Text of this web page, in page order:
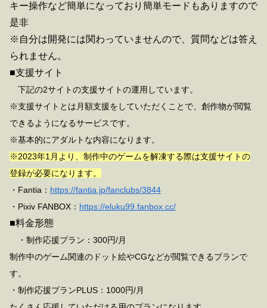
キー操作など簡単になっており簡単モードもありますので
是非
※自分は開発には関わっていませんので、質問などは答え
られません。
■支援サイト
下記の2サイトの支援サイトの運用しています。
※支援サイトとは月額支援をしていただくことで、創作物が閲覧
できるようになるサービスです。
※基本的にアダルトな内容になります。
※2023年1月より、制作中のゲームを解凍する際は支援サイトの
登録が必要になります。
・Fantia： https://fantia.jp/fanclubs/3844
・Pixiv FANBOX： https://eluku99.fanbox.cc/
■料金形態
・制作応援プラン：300円/月
制作中のゲーム関連のドット絵やCGなどが閲覧できるプランで
す。
・制作応援プランPLUS：1000円/月